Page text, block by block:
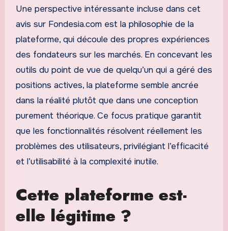
Une perspective intéressante incluse dans cet
avis sur Fondesia.com est la philosophie de la
plateforme, qui découle des propres expériences
des fondateurs sur les marchés. En concevant les
outils du point de vue de quelqu’un qui a géré des
positions actives, la plateforme semble ancrée
dans la réalité plutôt que dans une conception
purement théorique. Ce focus pratique garantit
que les fonctionnalités résolvent réellement les
problèmes des utilisateurs, privilégiant l’efficacité
et l’utilisabilité à la complexité inutile.
Cette plateforme est-
elle légitime ?